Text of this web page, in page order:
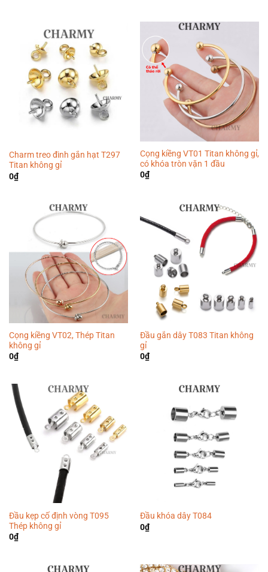
Charm treo đinh gắn hạt T297
Titan không gỉ
0₫
Cọng kiềng VT01 Titan không gỉ,
có khóa tròn vặn 1 đầu
0₫
Cọng kiềng VT02, Thép Titan
không gỉ
0₫
Đầu gắn dây T083 Titan không
gỉ
0₫
Đầu kẹp cố định vòng T095
Thép không gỉ
0₫
Đầu khóa dây T084
0₫